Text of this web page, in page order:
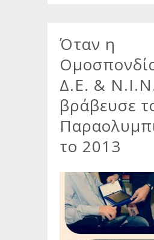
Όταν η
Δ.Ε. &
βράβευσε
το 2013